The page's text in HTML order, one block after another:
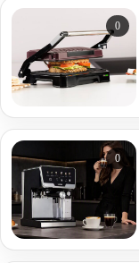
0
0